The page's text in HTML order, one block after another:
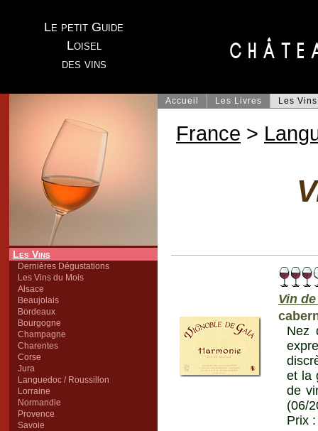
Le petit Guide
Loisel
des vins
Les Vins
Dernières Dégustations
Les Vins du Mois
Alsace
Beaujolais
Bordeaux
Bourgogne
Champagne
Charentes
Corse
Jura
Languedoc / Roussillon
Lorraine
Normandie
Provence
Savoie
Accueil Les Livres Les Vins
France >
Vin
Nez
et la
de
(06/
Prix